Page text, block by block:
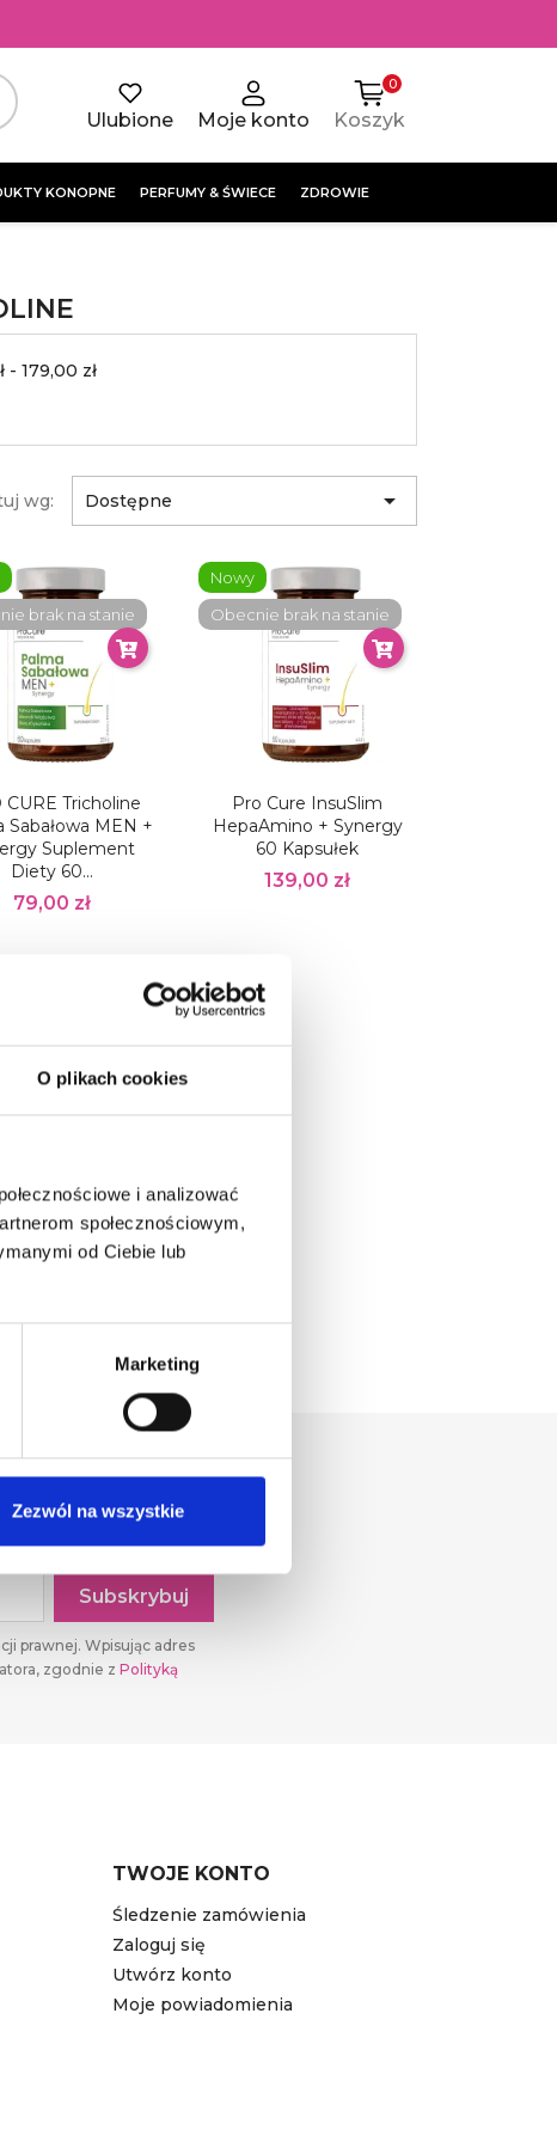
O plikach cookies
i analizować
społecznościowym,
od Ciebie lub
Marketing
Zezwól na wszystkie
Koszyk
0
Moje konto
Ulubione
KONOPNE PERFUMY & ŚWIECE ZDROWIE
- 179,00 zł
wg: Dostępne 
CURE Tricholine
Sabałowa MEN +
Suplement
Diety 60...
79,00 zł
brak na stanie
Pro Cure InsuSlim
HepaAmino + Synergy
60 Kapsułek
139,00 zł
Nowy
Obecnie brak na stanie
CURE Tricholine
+ Synergy
brak na stanie
prawnej. Wpisując adres
zgodnie z Polityką
TWOJE KONTO
Śledzenie zamówienia
Zaloguj się
Utwórz konto
Moje powiadomienia